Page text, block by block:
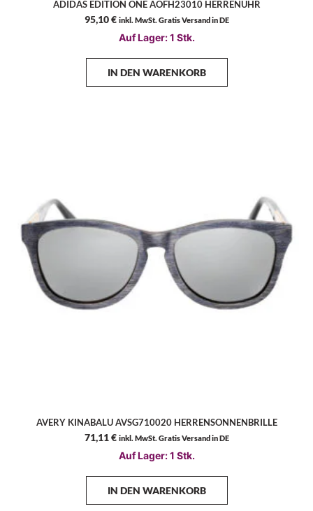
ADIDAS EDITION ONE AOFH23010 HERRENUHR
95,10€ inkl. MwSt. Gratis Versand in DE
Auf Lager: 1 Stk.
IN DEN WARENKORB
AVERY KINABALU AVSG710020 HERRENSONNENBRILLE
71,11€ inkl. MwSt. Gratis Versand in DE
Auf Lager: 1 Stk.
IN DEN WARENKORB